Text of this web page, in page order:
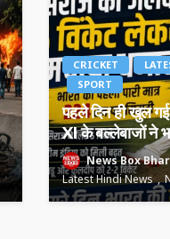
CRICKET
SPORT
पहले दिन ही खुल गई
XI के बल्लेबाजों ने
News Box
Latest Hindi News